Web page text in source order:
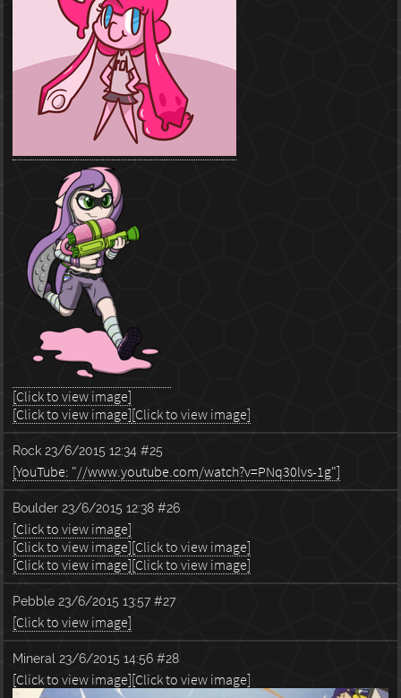
[Click to view image]
[Click to view image][Click to view image]
Rock 23/6/2015 12:34 #25
[YouTube: "//www.youtube.com/watch?v=PNq30lvs-1g"]
Boulder 23/6/2015 12:38 #26
[Click to view image]
[Click to view image][Click to view image]
[Click to view image][Click to view image]
Pebble 23/6/2015 13:57 #27
[Click to view image]
Mineral 23/6/2015 14:56 #28
[Click to view image][Click to view image]